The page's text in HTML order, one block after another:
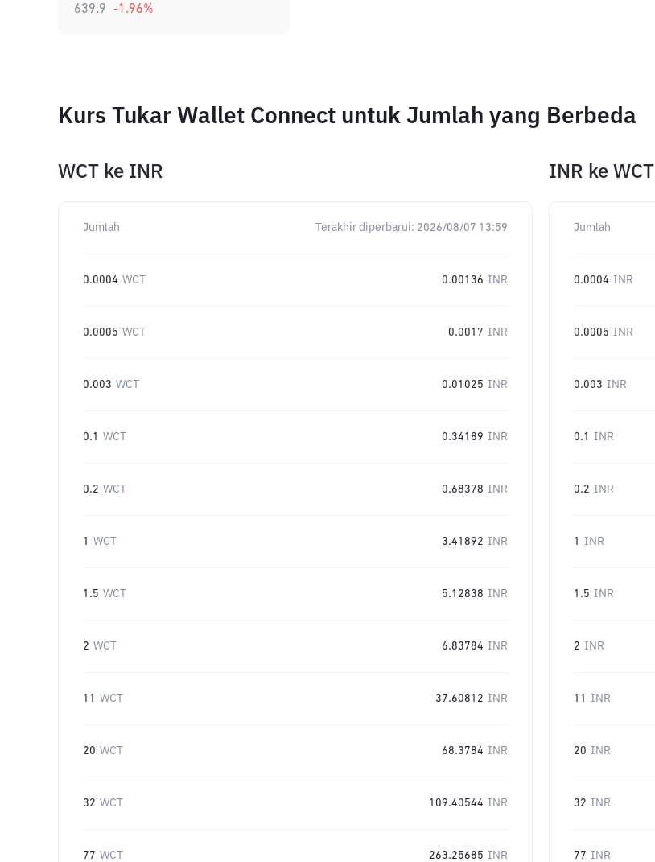
639.9 -1.96%
Kurs Tukar Wallet Connect untuk Jumlah yang Berbeda
WCT ke INR
Jumlah Terakhir diperbarui: 2026/08/07 13:59
0.0004 WCT 0.00136 INR
0.0005 WCT 0.0017 INR
0.003 WCT 0.01025 INR
0.1 WCT 0.34189 INR
0.2 WCT 0.68378 INR
1 WCT 3.41892 INR
1.5 WCT 5.12838 INR
2 WCT 6.83784 INR
11 WCT 37.60812 INR
20 WCT 68.3784 INR
32 WCT 109.40544 INR
77 WCT 263.25685 INR
INR ke WCT
Jumlah
0.0004 INR
0.0005 INR
0.003 INR
0.1 INR
0.2 INR
1 INR
1.5 INR
2 INR
11 INR
20 INR
32 INR
77 INR